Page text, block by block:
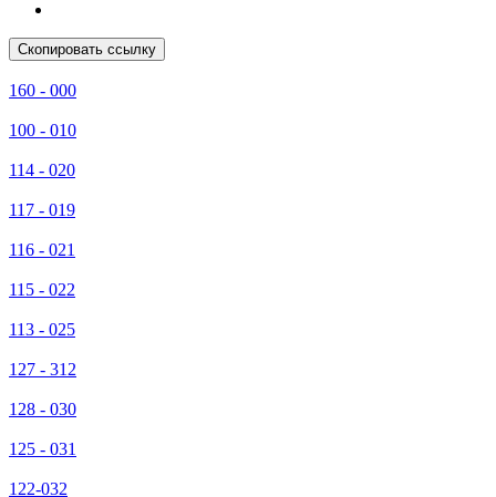
Скопировать ссылку
160 - 000
100 - 010
114 - 020
117 - 019
116 - 021
115 - 022
113 - 025
127 - 312
128 - 030
125 - 031
122-032